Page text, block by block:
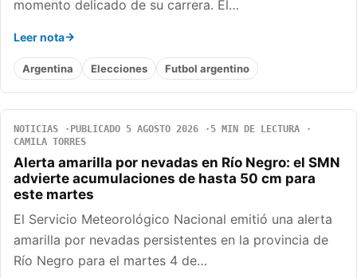
momento delicado de su carrera. El…
Leer nota
Argentina Elecciones Futbol argentino
NOTICIAS PUBLICADO 5 AGOSTO 2026
5 MIN DE LECTURA
CAMILA TORRES
Alerta amarilla por nevadas en Río Negro: el SMN
advierte acumulaciones de hasta 50 cm para
este martes
El Servicio Meteorológico Nacional emitió una alerta
amarilla por nevadas persistentes en la provincia de
Río Negro para el martes 4 de…